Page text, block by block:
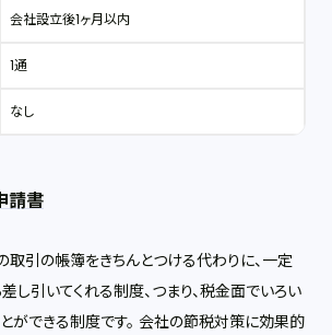
会社設立後1ヶ月以内
1通
なし
請書
取引の帳簿をきちんとつける代わりに、一定
し引いてくれる制度、つまり、税金面でいろい
ができる制度です。 会社の節税対策に効果的